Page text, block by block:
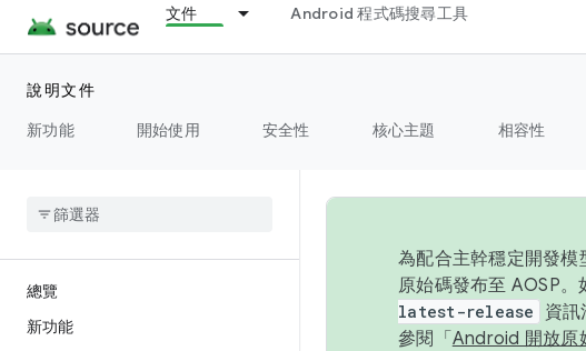
文件 Android 程式碼搜尋工具
說明文件
新功能
開始使用 安全性 核心主題 相容性
總覽
新功能
為配合主幹穩定開發
原始碼發布至 AOSP
latest-release
資
參閱「 Android 開放原